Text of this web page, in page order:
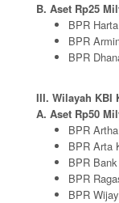
B. Aset Rp25
BPR
BPR
BPR
III. Wilayah KBI
A. Aset Rp50
BPR
BPR Arta
BPR
BPR
BPR